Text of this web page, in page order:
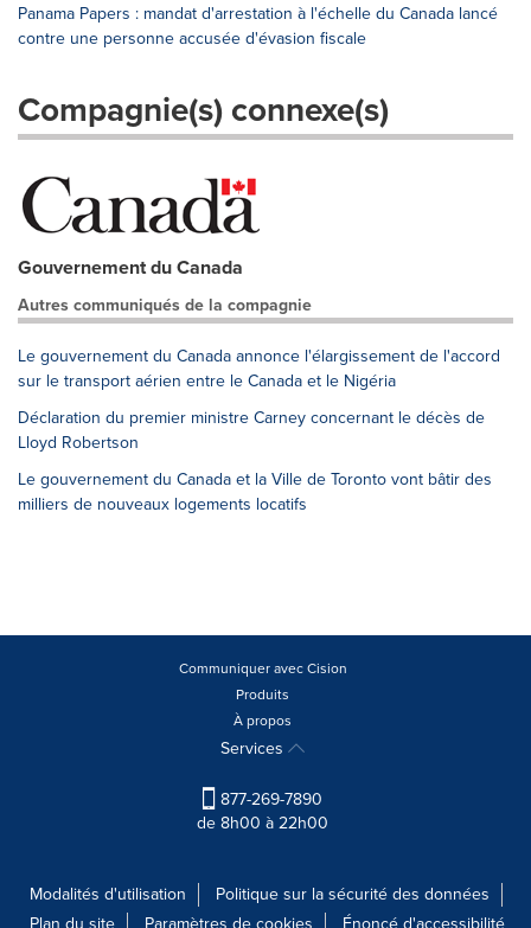
Panama Papers : mandat d'arrestation à l'échelle du Canada lancé
contre une personne accusée d'évasion fiscale
Compagnie(s) connexe(s)
Gouvernement du Canada
Autres communiqués de la compagnie
Le gouvernement du Canada annonce l'élargissement de l'accord
sur le transport aérien entre le Canada et le Nigéria
Déclaration du premier ministre Carney concernant le décès de
Lloyd Robertson
Le gouvernement du Canada et la Ville de Toronto vont bâtir des
milliers de nouveaux logements locatifs
Communiquer avec Cision
Produits
À propos
Services
877-269-7890
de 8h00 à 22h00
Modalités d'utilisation
Politique sur la sécurité des données